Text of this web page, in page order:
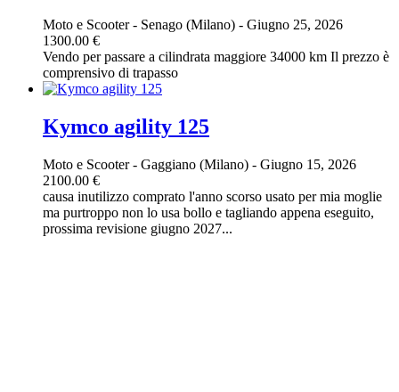
Moto e Scooter- Senago (Milano) - Giugno 25, 2026
1300.00 €
Vendo per passare a cilindrata maggiore 34000 km Il prezzo è
comprensivo di trapasso
Kymco agility 125
Moto e Scooter- Gaggiano (Milano) - Giugno 15, 2026
2100.00 €
causa inutilizzo comprato l'anno scorso usato per mia moglie
ma purtroppo non lo usa bollo e tagliando appena eseguito,
prossima revisione giugno 2027...